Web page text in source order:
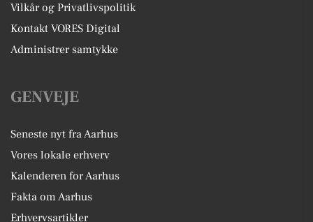
Vilkår og Privatlivspolitik
Kontakt VORES Digital
Administrer samtykke
GENVEJE
Seneste nyt fra Aarhus
Vores lokale erhverv
Kalenderen for Aarhus
Fakta om Aarhus
Erhvervsartikler